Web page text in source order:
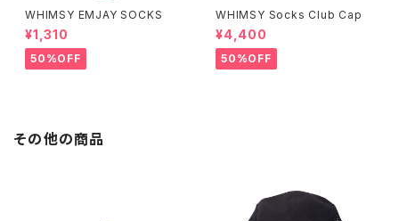
WHIMSY EMJAY SOCKS
¥1,310
50%OFF
WHIMSY Socks Club Cap
¥4,400
50%OFF
その他の商品